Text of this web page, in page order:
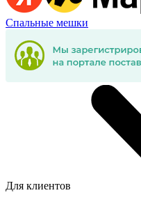
Спальные мешки
Для клиентов